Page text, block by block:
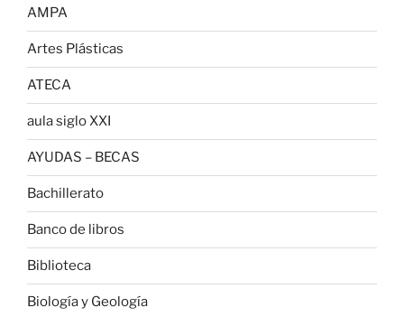
AMPA
Artes Plásticas
ATECA
aula siglo XXI
AYUDAS – BECAS
Bachillerato
Banco de libros
Biblioteca
Biología y Geología